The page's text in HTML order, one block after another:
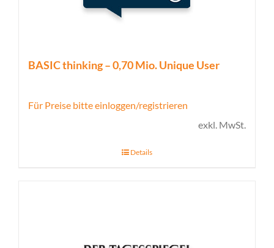
BASIC thinking – 0,70 Mio. Unique User
Für Preise bitte einloggen/registrieren
exkl. MwSt.
Details